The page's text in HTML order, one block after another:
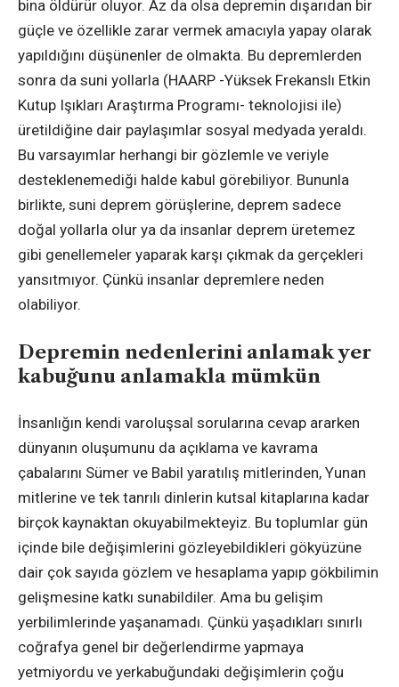
bina öldürür oluyor. Az da olsa depremin dışarıdan bir
güçle ve özellikle zarar vermek amacıyla yapay olarak
yapıldığını düşünenler de olmakta. Bu depremlerden
sonra da suni yollarla (HAARP -Yüksek Frekanslı Etkin
Kutup Işıkları Araştırma Programı- teknolojisi ile)
üretildiğine dair paylaşımlar sosyal medyada yeraldı.
Bu varsayımlar herhangi bir gözlemle ve veriyle
desteklenemediği halde kabul görebiliyor. Bununla
birlikte, suni deprem görüşlerine, deprem sadece
doğal yollarla olur ya da insanlar deprem üretemez
gibi genellemeler yaparak karşı çıkmak da gerçekleri
yansıtmıyor. Çünkü insanlar depremlere neden
olabiliyor.
Depremin nedenlerini anlamak yer
kabuğunu anlamakla mümkün
İnsanlığın kendi varoluşsal sorularına cevap ararken
dünyanın oluşumunu da açıklama ve kavrama
çabalarını Sümer ve Babil yaratılış mitlerinden, Yunan
mitlerine ve tek tanrılı dinlerin kutsal kitaplarına kadar
birçok kaynaktan okuyabilmekteyiz. Bu toplumlar gün
içinde bile değişimlerini gözleyebildikleri gökyüzüne
dair çok sayıda gözlem ve hesaplama yapıp gökbilimin
gelişmesine katkı sunabildiler. Ama bu gelişim
yerbilimlerinde yaşanamadı. Çünkü yaşadıkları sınırlı
coğrafya genel bir değerlendirme yapmaya
yetmiyordu ve yerkabuğundaki değişimlerin çoğu